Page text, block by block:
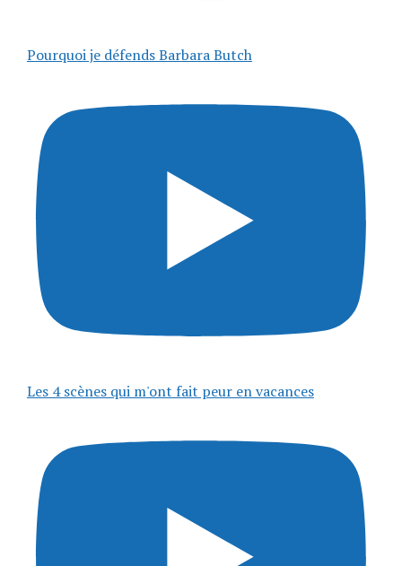
Pourquoi je défends Barbara Butch
Les 4 scènes qui m'ont fait peur en vacances